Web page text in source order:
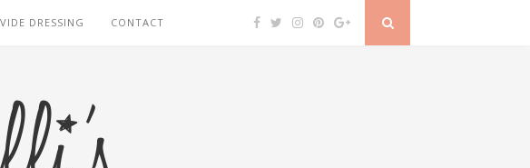
VIDE DRESSING CONTACT